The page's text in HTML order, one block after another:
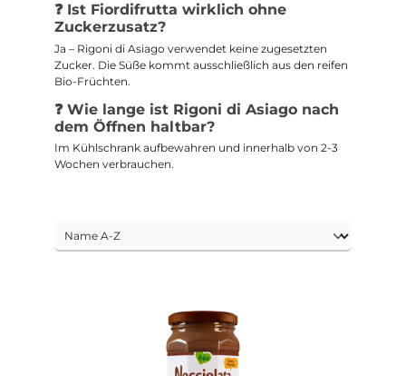
❓ Ist Fiordifrutta wirklich ohne
Zuckerzusatz?
Ja – Rigoni di Asiago verwendet keine zugesetzten
Zucker. Die Süße kommt ausschließlich aus den reifen
Bio-Früchten.
❓ Wie lange ist Rigoni di Asiago nach
dem Öffnen haltbar?
Im Kühlschrank aufbewahren und innerhalb von 2-3
Wochen verbrauchen.